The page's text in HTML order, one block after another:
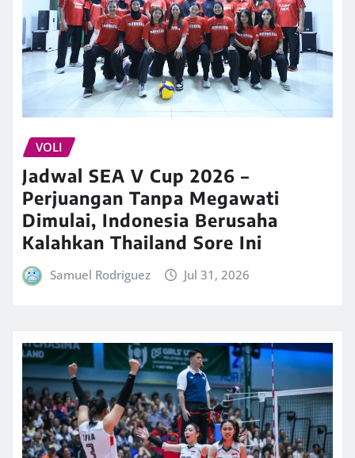
VOLI
Jadwal SEA V Cup 2026 –
Perjuangan Tanpa Megawati
Dimulai, Indonesia Berusaha
Kalahkan Thailand Sore Ini
Samuel Rodriguez Jul 31, 2026